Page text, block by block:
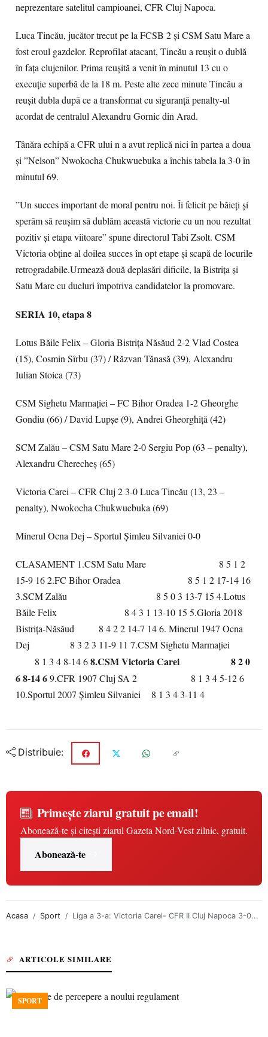
neprezentare satelitul campioanei, CFR Cluj Napoca.
Luca Tincău, jucător trecut pe la FCSB 2 și CSM Satu Mare a
fost eroul gazdelor. Reprofilat atacant, Tincău a reușit o dublă
în fața clujenilor. Prima reușită a venit în minutul 13 cu o
execuție superbă de la 18 m. Peste alte zece minute Tincău a
reușit dubla după ce a transformat cu siguranță penalty-ul
acordat de centralul Alexandru Gornic din Arad.
Tânăra echipă a CFR ului n a avut replică nici în partea a doua
și ”Nelson” Nwokocha Chukwuebuka a închis tabela la 3-0 în
minutul 69.
”Un succes important de moral pentru noi. Îi felicit pe băieți și
sperăm să reușim să dublăm această victorie cu un nou rezultat
pozitiv și etapa viitoare” spune directorul Tabi Zsolt. CSM
Victoria obține al doilea succes în opt etape și scapă de locurile
retrogradabile.Urmează două deplasări dificile, la Bistrița și
Satu Mare cu dueluri împotriva candidatelor la promovare.
SERIA 10, etapa 8
Lotus Băile Felix – Gloria Bistriţa Năsăud 2-2 Vlad Costea
(15), Cosmin Sîrbu (37) / Răzvan Tănasă (39), Alexandru
Iulian Stoica (73)
CSM Sighetu Marmaţiei – FC Bihor Oradea 1-2 Gheorghe
Gondiu (66) / David Lupșe (9), Andrei Gheorghiță (42)
SCM Zalău – CSM Satu Mare 2-0 Sergiu Pop (63 – penalty),
Alexandru Cherecheş (65)
Victoria Carei – CFR Cluj 2 3-0 Luca Tincău (13, 23 –
penalty), Nwokocha Chukwuebuka (69)
Minerul Ocna Dej – Sportul Şimleu Silvaniei 0-0
CLASAMENT 1.CSM Satu Mare 8 5 1 2
15-9 16 2.FC Bihor Oradea 8 5 1 2 17-14 16
3.SCM Zalău 8 5 0 3 13-7 15 4.Lotus
Băile Felix 8 4 3 1 13-10 15 5.Gloria 2018
Bistriţa-Năsăud 8 4 2 2 14-7 14 6. Minerul 1947 Ocna
Dej 8 3 2 3 11-9 11 7.CSM Sighetu Marmaţiei
8 1 3 4 8-14 68.CSM Victoria Carei 8 2 0
6 8-14 69.CFR 1907 Cluj SA 2 8 1 3 4 5-12 6
10.Sportul 2007 Şimleu Silvaniei 8 1 3 4 3-11 4
Distribuie:
Primește ziarul gratuit pe email!
Abonează-te și citești ziarul Gazeta Nord-Vest zilnic, gratuit.
Abonează-te
Acasa Sport Liga a 3-a: Victoria Carei- CFR II Cluj Napoca 3-0...
ARTICOLE SIMILARE
SPORT